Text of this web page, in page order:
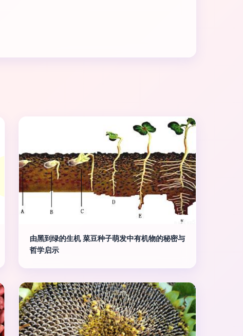
由黑到绿的生机 菜豆种子萌发中有机物的秘密与
哲学启示